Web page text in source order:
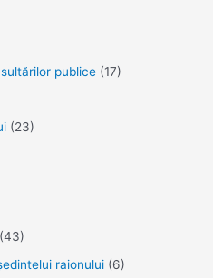
publice (17)
(23)
(43)
raionului (6)